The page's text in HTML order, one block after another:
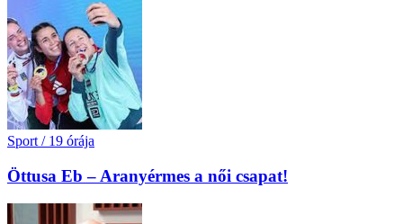
Sport / 19 órája
Öttusa Eb – Aranyérmes a női csapat!